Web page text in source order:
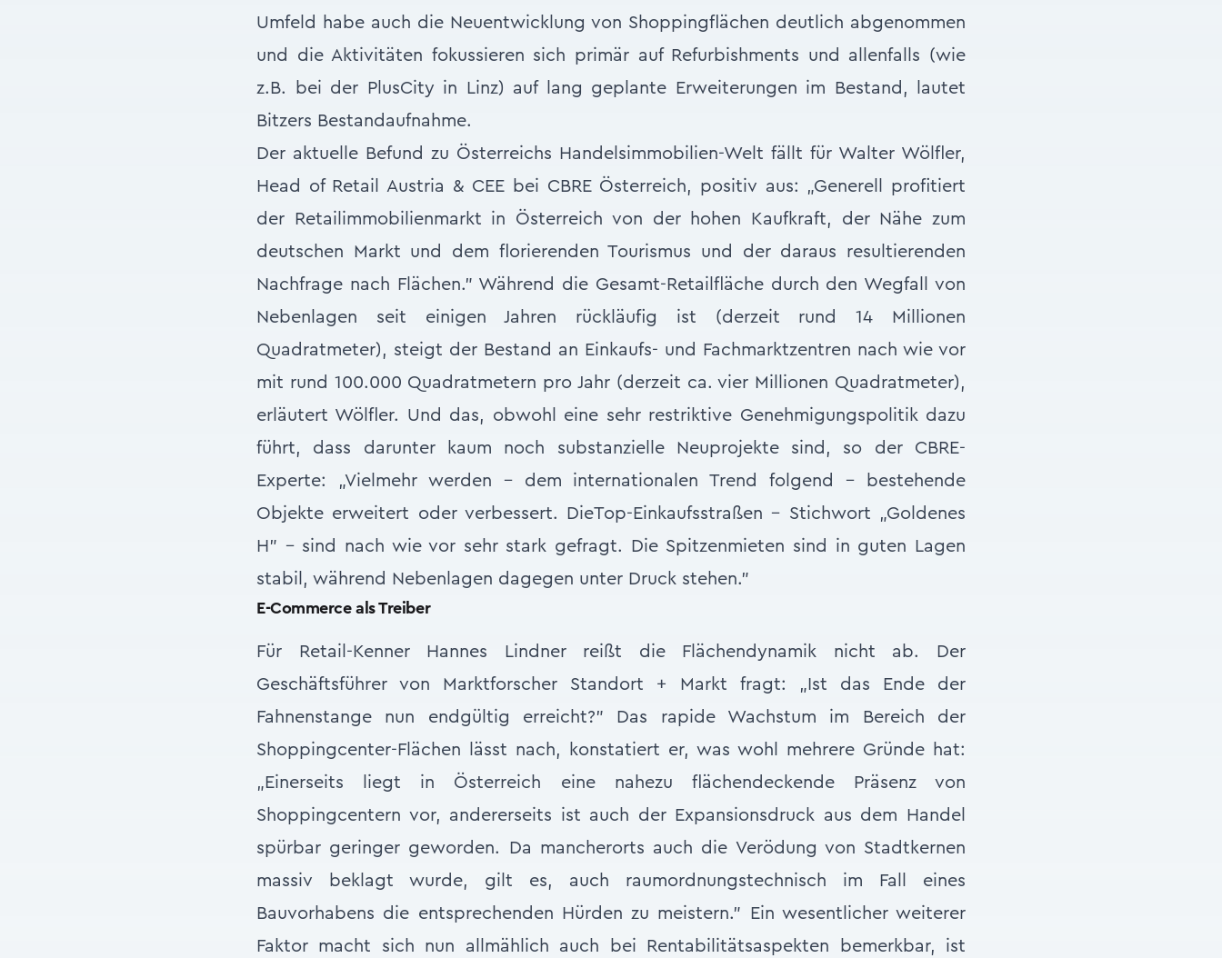
Umfeld habe auch die Neuentwicklung von Shoppingflächen deutlich abgenommen
und die Aktivitäten fokussieren sich primär auf Refurbishments und allenfalls (wie
z.B. bei der PlusCity in Linz) auf lang geplante Erweiterungen im Bestand, lautet
Bitzers Bestandaufnahme.
Der aktuelle Befund zu Österreichs Handelsimmobilien-Welt fällt für Walter Wölfler,
Head of Retail Austria & CEE bei CBRE Österreich, positiv aus: „Generell profitiert
der Retailimmobilienmarkt in Österreich von der hohen Kaufkraft, der Nähe zum
deutschen Markt und dem florierenden Tourismus und der daraus resultierenden
Nachfrage nach Flächen.” Während die Gesamt-Retailfläche durch den Wegfall von
Nebenlagen seit einigen Jahren rückläufig ist (derzeit rund 14 Millionen
Quadratmeter), steigt der Bestand an Einkaufs- und Fachmarktzentren nach wie vor
mit rund 100.000 Quadratmetern pro Jahr (derzeit ca. vier Millionen Quadratmeter),
erläutert Wölfler. Und das, obwohl eine sehr restriktive Genehmigungspolitik dazu
führt, dass darunter kaum noch substanzielle Neuprojekte sind, so der CBRE-
Experte: „Vielmehr werden – dem internationalen Trend folgend – bestehende
Objekte erweitert oder verbessert. DieTop-Einkaufsstraßen – Stichwort „Goldenes
H” – sind nach wie vor sehr stark gefragt. Die Spitzenmieten sind in guten Lagen
stabil, während Nebenlagen dagegen unter Druck stehen.”
E-Commerce als Treiber
Für Retail-Kenner Hannes Lindner reißt die Flächendynamik nicht ab. Der
Geschäftsführer von Marktforscher Standort + Markt fragt: „Ist das Ende der
Fahnenstange nun endgültig erreicht?” Das rapide Wachstum im Bereich der
Shoppingcenter-Flächen lässt nach, konstatiert er, was wohl mehrere Gründe hat:
„Einerseits liegt in Österreich eine nahezu flächendeckende Präsenz von
Shoppingcentern vor, andererseits ist auch der Expansionsdruck aus dem Handel
spürbar geringer geworden. Da mancherorts auch die Verödung von Stadtkernen
massiv beklagt wurde, gilt es, auch raumordnungstechnisch im Fall eines
Bauvorhabens die entsprechenden Hürden zu meistern.” Ein wesentlicher weiterer
Faktor macht sich nun allmählich auch bei Rentabilitätsaspekten bemerkbar, ist